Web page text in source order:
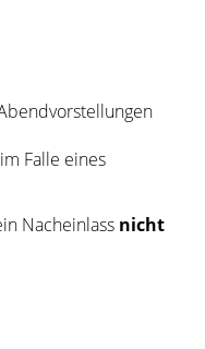
Falle eines
Nacheinlass nicht